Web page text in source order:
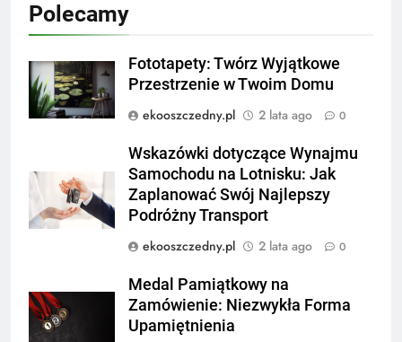
Polecamy
Fototapety: Twórz Wyjątkowe
Przestrzenie w Twoim Domu
ekooszczedny.pl
2 lata ago 0
Wskazówki dotyczące Wynajmu
Samochodu na Lotnisku: Jak
Zaplanować Swój Najlepszy
Podróżny Transport
ekooszczedny.pl
2 lata ago 0
Medal Pamiątkowy na
Zamówienie: Niezwykła Forma
Upamiętnienia